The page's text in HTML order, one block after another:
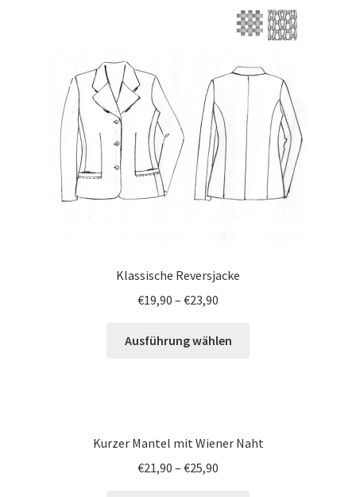
Klassische Reversjacke
€19,90 – €23,90
Ausführung wählen
Kurzer Mantel mit Wiener Naht
€21,90 – €25,90